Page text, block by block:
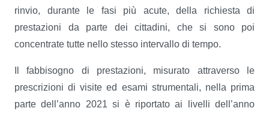
rinvio, durante le fasi più acute, della richiesta di
prestazioni da parte dei cittadini, che si sono poi
concentrate tutte nello stesso intervallo di tempo.
Il fabbisogno di prestazioni, misurato attraverso le
prescrizioni di visite ed esami strumentali, nella prima
parte dell’anno 2021 si è riportato ai livelli dell’anno